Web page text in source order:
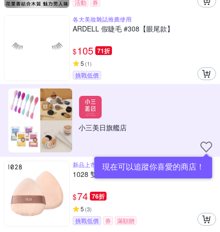
活動
券
各大美妝雜誌推薦使用
ARDELL 假睫毛 #308【眼尾款】
$105 71折
5 (1)
挑戰低價
小三美日旗艦店
現在可以追蹤你喜愛的商店！
新品上市x一拍柔焦定妝
1028 雙面植絨蜜粉撲
$74 76折
5 (3)
挑戰低價 券 滿額贈